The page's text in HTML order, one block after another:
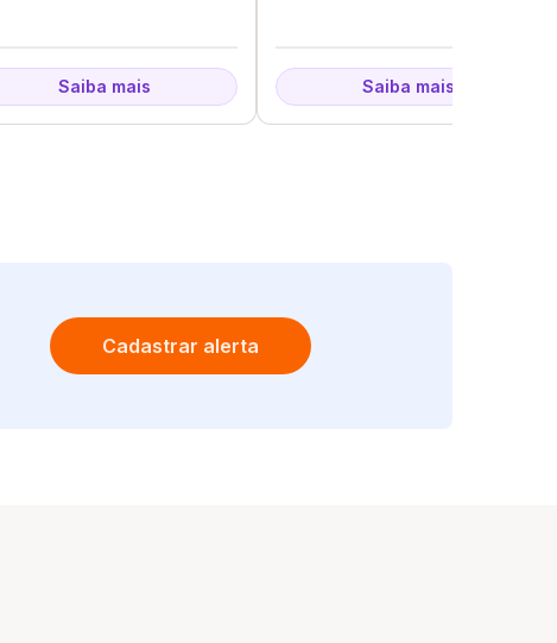
Saiba mais Saiba mais
Cadastrar alerta